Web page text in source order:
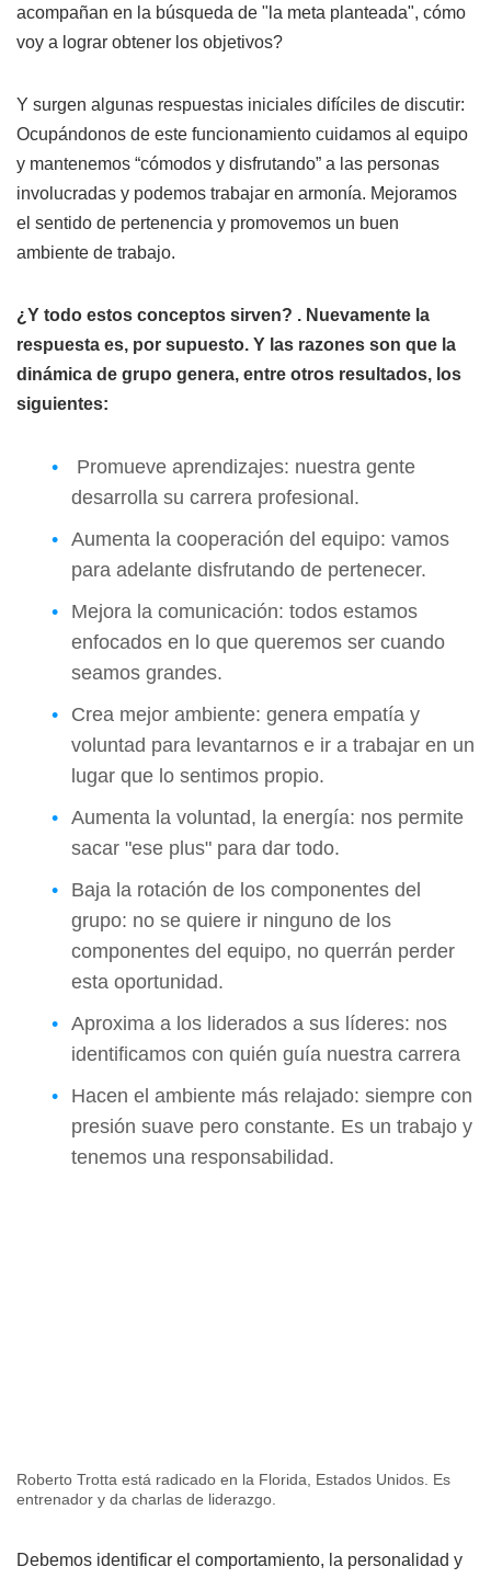
acompañan en la búsqueda de "la meta planteada", cómo
voy a lograr obtener los objetivos?
Y surgen algunas respuestas iniciales difíciles de discutir:
Ocupándonos de este funcionamiento cuidamos al equipo
y mantenemos “cómodos y disfrutando” a las personas
involucradas y podemos trabajar en armonía. Mejoramos
el sentido de pertenencia y promovemos un buen
ambiente de trabajo.
¿Y todo estos conceptos sirven? . Nuevamente la
respuesta es, por supuesto. Y las razones son que la
dinámica de grupo genera, entre otros resultados, los
siguientes:
Promueve aprendizajes: nuestra gente
desarrolla su carrera profesional.
Aumenta la cooperación del equipo: vamos
para adelante disfrutando de pertenecer.
Mejora la comunicación: todos estamos
enfocados en lo que queremos ser cuando
seamos grandes.
Crea mejor ambiente: genera empatía y
voluntad para levantarnos e ir a trabajar en un
lugar que lo sentimos propio.
Aumenta la voluntad, la energía: nos permite
sacar "ese plus" para dar todo.
Baja la rotación de los componentes del
grupo: no se quiere ir ninguno de los
componentes del equipo, no querrán perder
esta oportunidad.
Aproxima a los liderados a sus líderes: nos
identificamos con quién guía nuestra carrera
Hacen el ambiente más relajado: siempre con
presión suave pero constante. Es un trabajo y
tenemos una responsabilidad.
Roberto Trotta está radicado en la Florida, Estados Unidos. Es
entrenador y da charlas de liderazgo.
Debemos identificar el comportamiento, la personalidad y